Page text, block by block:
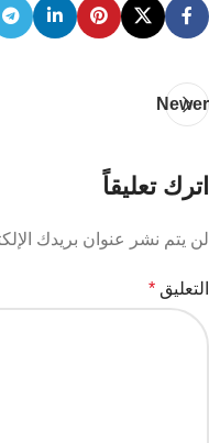
Newer
اترك تعليقاً
لن يتم نشر عنوان بريدك
التعليق *